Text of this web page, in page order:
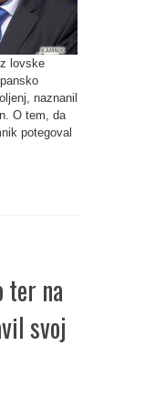
lovske
naznanil
O tem, da
potegoval
ter na
svoj